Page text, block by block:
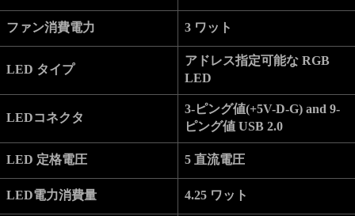
ファン消費電力 3 ワット
LED タイプ
アドレス指定可能な RGB
LED
LEDコネクタ
3-ピング値(+5V-D-G) and 9-
ピング値 USB 2.0
LED 定格電圧 5 直流電圧
LED電力消費量 4.25 ワット